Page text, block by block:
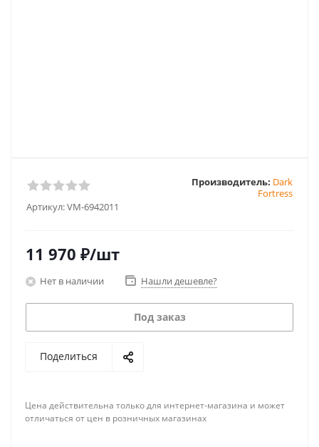
Артикул:VM-6942011
Производитель: Dark
Fortress
11 970 ₽/шт
Нет в наличии Нашли дешевле?
Под заказ
Поделиться
Цена действительна только для интернет-магазина и может
отличаться от цен в розничных магазинах